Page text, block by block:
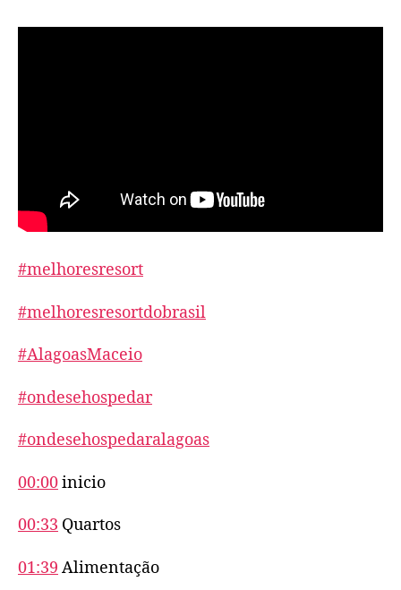
#melhoresresort
#melhoresresortdobrasil
#AlagoasMaceio
#ondesehospedar
#ondesehospedaralagoas
00:00inicio
00:33 Quartos
01:39 Alimentação